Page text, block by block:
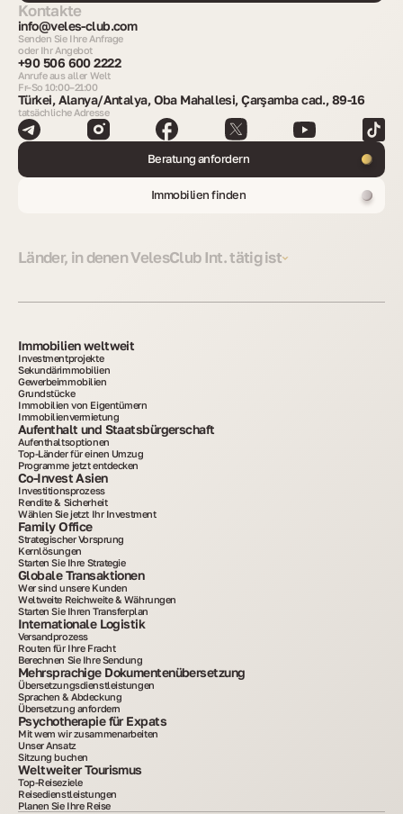
Kontakte
info@veles-club.com
Senden Sie Ihre Anfrage
oder Ihr Angebot
+90 506 600 2222
Anrufe aus aller Welt
Fr–So 10:00–21:00
Türkei, Alanya/Antalya, Oba Mahallesi, Çarşamba cad., 89-16
tatsächliche Adresse
Beratung anfordern
Immobilien finden
Länder, in denen VelesClub Int. tätig ist
Immobilien weltweit
Investmentprojekte
Sekundärimmobilien
Gewerbeimmobilien
Grundstücke
Immobilien von Eigentümern
Immobilienvermietung
Aufenthalt und Staatsbürgerschaft
Aufenthaltsoptionen
Top-Länder für einen Umzug
Programme jetzt entdecken
Co-Invest Asien
Investitionsprozess
Rendite & Sicherheit
Wählen Sie jetzt Ihr Investment
Family Office
Strategischer Vorsprung
Kernlösungen
Starten Sie Ihre Strategie
Globale Transaktionen
Wer sind unsere Kunden
Weltweite Reichweite & Währungen
Starten Sie Ihren Transferplan
Internationale Logistik
Versandprozess
Routen für Ihre Fracht
Berechnen Sie Ihre Sendung
Mehrsprachige Dokumentenübersetzung
Übersetzungsdienstleistungen
Sprachen & Abdeckung
Übersetzung anfordern
Psychotherapie für Expats
Mit wem wir zusammenarbeiten
Unser Ansatz
Sitzung buchen
Weltweiter Tourismus
Top-Reiseziele
Reisedienstleistungen
Planen Sie Ihre Reise